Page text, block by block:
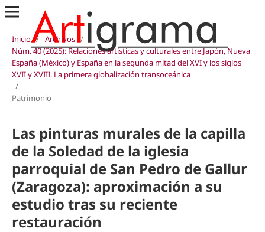
Inicio / Archivos /
Núm. 40 (2025): Relaciones artísticas y culturales entre Japón, Nueva
España (México) y España en la segunda mitad del XVI y los siglos
XVII y XVIII. La primera globalización transoceánica
/
Patrimonio
Las pinturas murales de la capilla
de la Soledad de la iglesia
parroquial de San Pedro de Gallur
(Zaragoza): aproximación a su
estudio tras su reciente
restauración